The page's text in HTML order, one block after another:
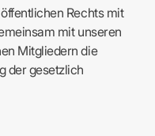
Rechts mit
mit unseren
Mitgliedern die
der gesetzlich